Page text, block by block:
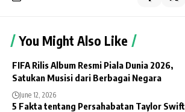
You Might Also Like
FIFA Rilis Album Resmi Piala Dunia 2026,
Satukan Musisi dari Berbagai Negara
June 12, 2026
5 Fakta tentang Persahabatan Taylor Swift